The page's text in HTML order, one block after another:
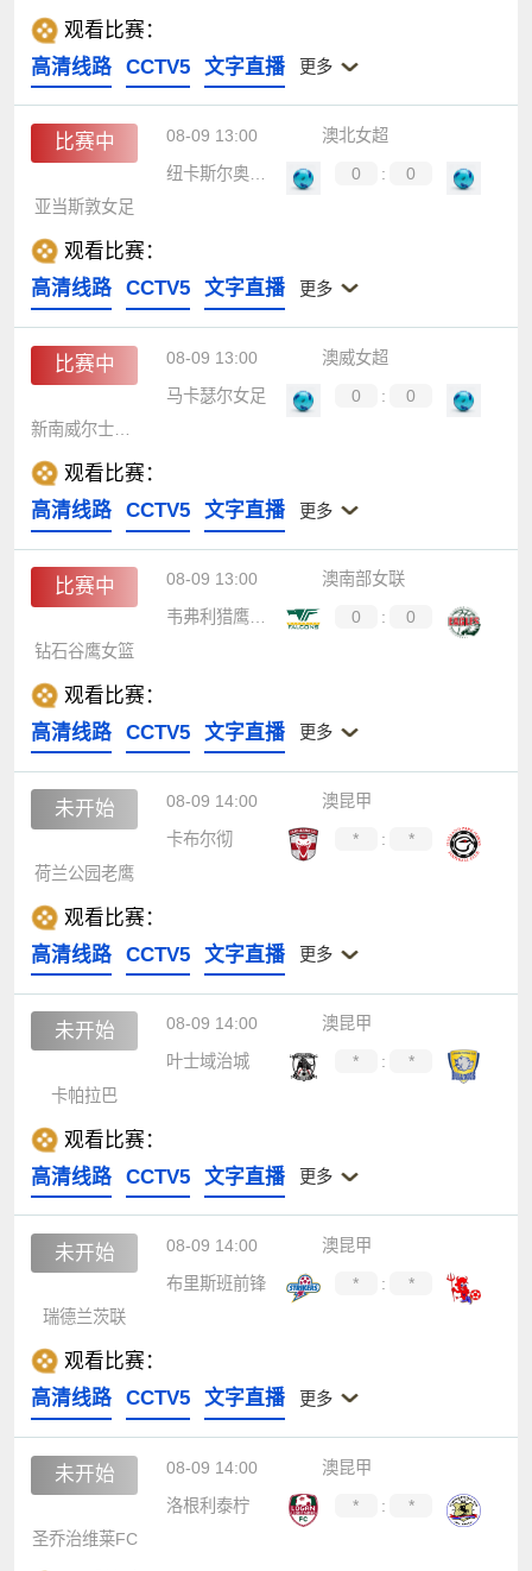
观看比赛：
高清线路
CCTV5 文字直播 更多
比赛中 08-09 13:00
澳北女超
纽卡斯尔奥林女足
0 :
0
亚当斯敦女足
观看比赛：
高清线路
CCTV5 文字直播 更多
比赛中 08-09 13:00
澳威女超
马卡瑟尔女足
0 :
0
观看比赛：
高清线路
CCTV5 文字直播 更多
比赛中 08-09 13:00
澳南部女联
韦弗利猎鹰女篮
0 :
0
钻石谷鹰女篮
观看比赛：
高清线路
CCTV5 文字直播 更多
未开始 08-09 14:00
澳昆甲
卡布尔彻
* :
*
荷兰公园老鹰
观看比赛：
高清线路
CCTV5 文字直播 更多
未开始 08-09 14:00
澳昆甲
叶士域治城
* :
*
卡帕拉巴
观看比赛：
高清线路
CCTV5 文字直播 更多
未开始 08-09 14:00
澳昆甲
布里斯班前锋
* :
*
瑞德兰茨联
观看比赛：
高清线路
CCTV5 文字直播 更多
未开始 08-09 14:00
澳昆甲
洛根利泰柠
* :
*
圣乔治维莱FC